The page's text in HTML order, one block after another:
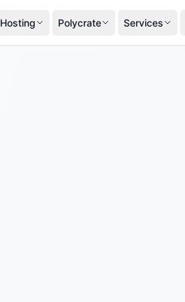
Hosting Polycrate Services